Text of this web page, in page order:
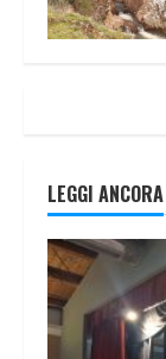
LEGGI ANCORA